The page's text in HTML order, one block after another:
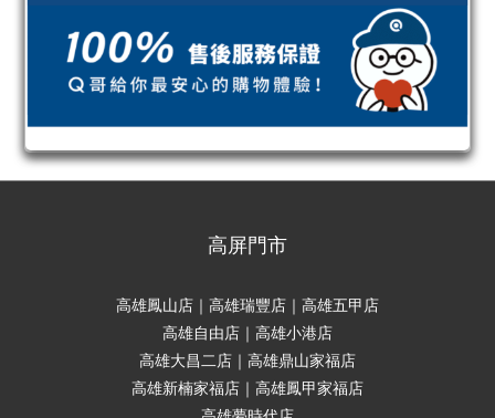
高屏門市
高雄鳳山店｜高雄瑞豐店｜高雄五甲店
高雄自由店｜高雄小港店
高雄大昌二店｜高雄鼎山家福店
高雄新楠家福店｜高雄鳳甲家福店